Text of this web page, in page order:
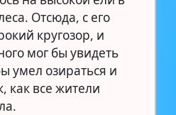
Отсюда, с его
кругозор, и
мог бы увидеть
умел озираться и
как все жители